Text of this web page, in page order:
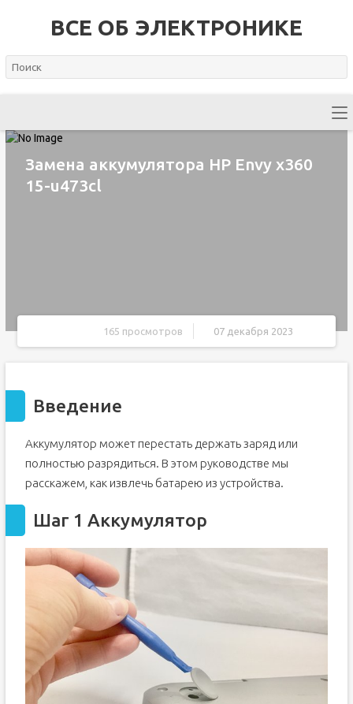
ВСЕ ОБ ЭЛЕКТРОНИКЕ
Замена аккумулятора HP Envy x360
15-u473cl
165 просмотров 07 декабря 2023
Введение
Аккумулятор может перестать держать заряд или
полностью разрядиться. В этом руководстве мы
расскажем, как извлечь батарею из устройства.
Шаг 1 Аккумулятор